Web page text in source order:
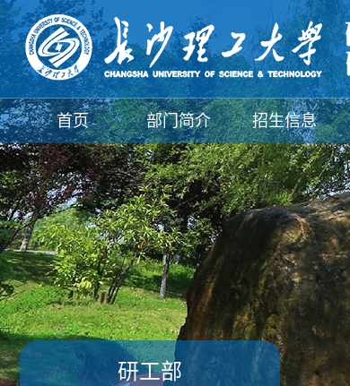
首页 部门简介 招生信息
新闻动态
研工部